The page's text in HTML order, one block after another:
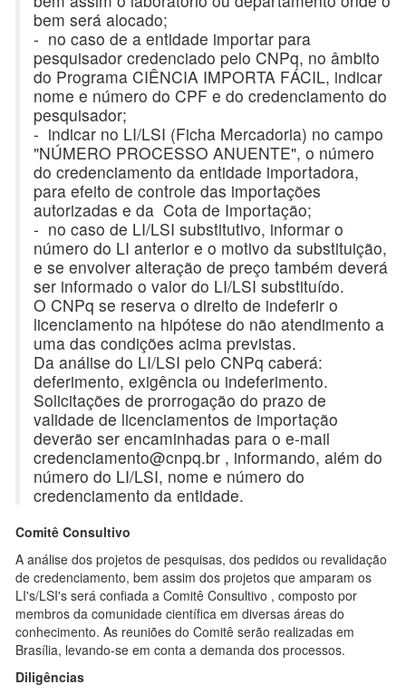
bem será alocado;
- no caso de a entidade importar para
pesquisador credenciado pelo CNPq, no âmbito
do Programa CIÊNCIA IMPORTA FÁCIL, indicar
nome e número do CPF e do credenciamento do
pesquisador;
- indicar no LI/LSI (Ficha Mercadoria) no campo
"NÚMERO PROCESSO ANUENTE", o número
do credenciamento da entidade importadora,
para efeito de controle das importações
autorizadas e da Cota de Importação;
- no caso de LI/LSI substitutivo, informar o
número do LI anterior e o motivo da substituição,
e se envolver alteração de preço também deverá
ser informado o valor do LI/LSI substituído.
O CNPq se reserva o direito de indeferir o
licenciamento na hipótese do não atendimento a
uma das condições acima previstas.
Da análise do LI/LSI pelo CNPq caberá:
deferimento, exigência ou indeferimento.
Solicitações de prorrogação do prazo de
validade de licenciamentos de importação
deverão ser encaminhadas para o e-mail
credenciamento@cnpq.br , informando, além do
número do LI/LSI, nome e número do
credenciamento da entidade.
Comitê Consultivo
A análise dos projetos de pesquisas, dos pedidos ou revalidação
de credenciamento, bem assim dos projetos que amparam os
LI's/LSI's será confiada a Comitê Consultivo , composto por
membros da comunidade científica em diversas áreas do
conhecimento. As reuniões do Comitê serão realizadas em
Brasília, levando-se em conta a demanda dos processos.
Diligências